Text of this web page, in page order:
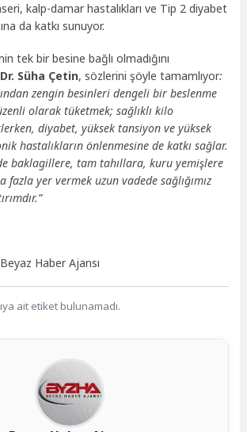
kalp-damar hastalıkları ve Tip 2 diyabet
da katkı sunuyor.
tek bir besine bağlı olmadığını
Süha Çetin, sözlerini şöyle tamamlıyor:
zengin besinleri dengeli bir beslenme
olarak tüketmek; sağlıklı kilo
diyabet, yüksek tansiyon ve yüksek
hastalıkların önlenmesine de katkı sağlar.
baklagillere, tam tahıllara, kuru yemişlere
yer vermek uzun vadede sağlığımız
Haber Ajansı
ait etiket bulunamadı.